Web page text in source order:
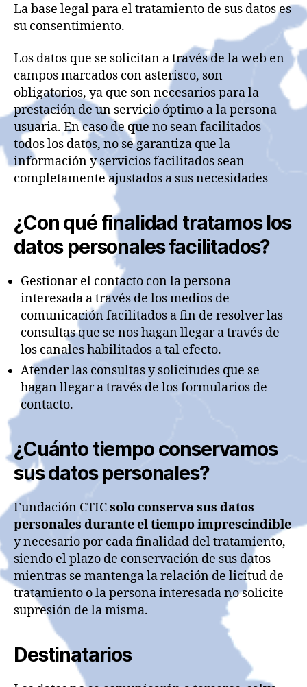
La base legal para el tratamiento de sus datos es
su consentimiento.
Los datos que se solicitan a través de la web en
campos marcados con asterisco, son
obligatorios, ya que son necesarios para la
prestación de un servicio óptimo a la persona
usuaria. En caso de que no sean facilitados
todos los datos, no se garantiza que la
información y servicios facilitados sean
completamente ajustados a sus necesidades
¿Con qué finalidad tratamos los
datos personales facilitados?
Gestionar el contacto con la persona
interesada a través de los medios de
comunicación facilitados a fin de resolver las
consultas que se nos hagan llegar a través de
los canales habilitados a tal efecto.
Atender las consultas y solicitudes que se
hagan llegar a través de los formularios de
contacto.
¿Cuánto tiempo conservamos
sus datos personales?
Fundación CTICsolo conserva sus datos
personales durante el tiempo imprescindible
y necesario por cada finalidad del tratamiento,
siendo el plazo de conservación de sus datos
mientras se mantenga la relación de licitud de
tratamiento o la persona interesada no solicite
supresión de la misma.
Destinatarios